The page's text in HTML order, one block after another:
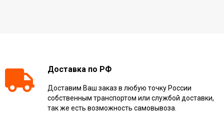
Доставка по РФ
Доставим Ваш заказ в любую точку России
собственным транспортом или службой доставки,
так же есть возможность самовывоза.